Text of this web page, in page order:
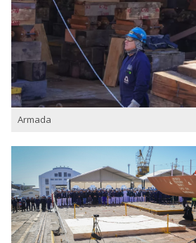
Armada